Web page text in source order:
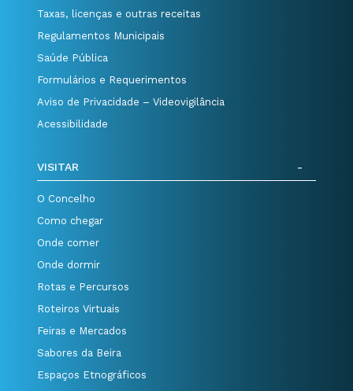
Taxas, licenças e outras receitas
Regulamentos Municipais
Saúde Pública
Formulários e Requerimentos
Aviso de Privacidade – Videovigilância
Acessibilidade
VISITAR
O Concelho
Como chegar
Onde comer
Onde dormir
Rotas e Percursos
Roteiros Virtuais
Feiras e Mercados
Sabores da Beira
Espaços Etnográficos